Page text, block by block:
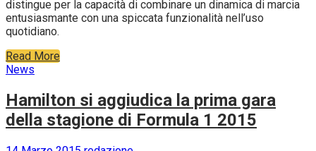
distingue per la capacità di combinare un dinamica di marcia
entusiasmante con una spiccata funzionalità nell’uso
quotidiano.
Read More
News
Hamilton si aggiudica la prima gara
della stagione di Formula 1 2015